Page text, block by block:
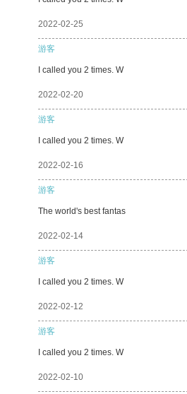
2022-02-25
游客
I called you 2 times. W
2022-02-20
游客
I called you 2 times. W
2022-02-16
游客
The world's best fantas
2022-02-14
游客
I called you 2 times. W
2022-02-12
游客
I called you 2 times. W
2022-02-10